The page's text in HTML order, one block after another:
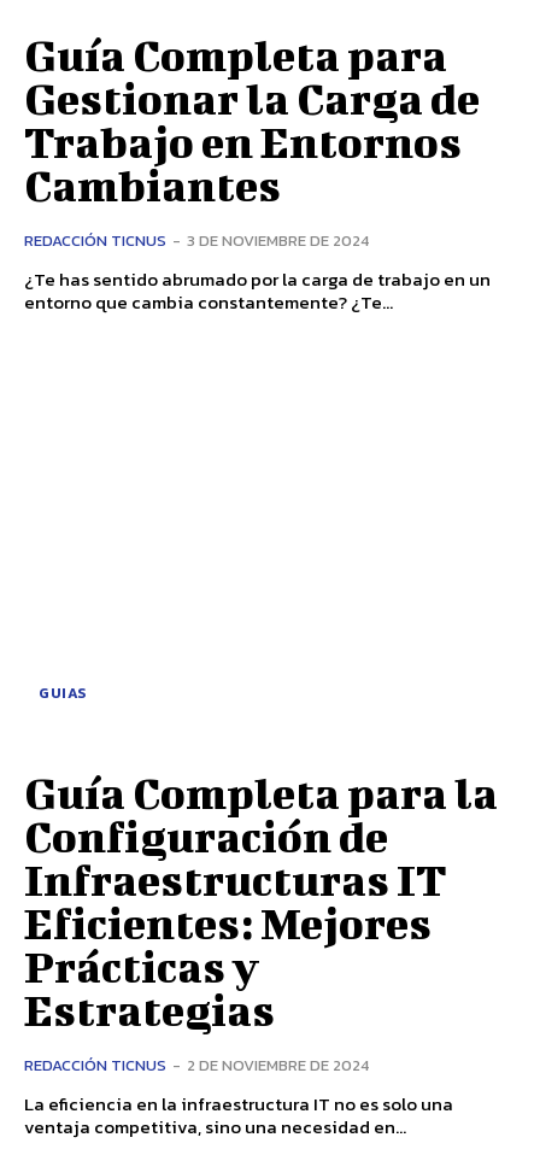
Guía Completa para
Gestionar la Carga de
Trabajo en Entornos
Cambiantes
REDACCIÓN TICNUS - 3 DE NOVIEMBRE DE 2024
¿Te has sentido abrumado por la carga de trabajo en un
entorno que cambia constantemente? ¿Te...
GUIAS
Guía Completa para la
Configuración de
Infraestructuras IT
Eficientes: Mejores
Prácticas y
Estrategias
REDACCIÓN TICNUS - 2 DE NOVIEMBRE DE 2024
La eficiencia en la infraestructura IT no es solo una
ventaja competitiva, sino una necesidad en...